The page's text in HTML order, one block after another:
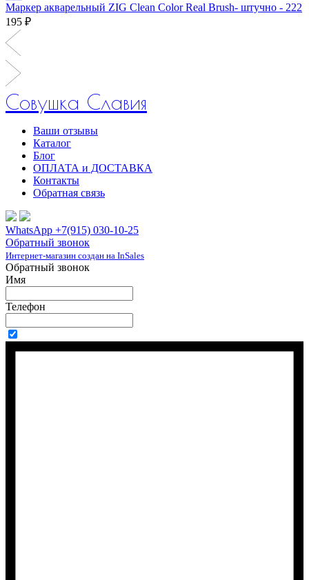
Маркер акварельный ZIG Clean Color Real Brush- штучно - 222
195 ₽
Совушка Славия
Ваши отзывы
Каталог
Блог
ОПЛАТА и ДОСТАВКА
Контакты
Обратная связь
WhatsApp +7(915) 030-10-25
Обратный звонок
Интернет-магазин создан на InSales
Обратный звонок
Имя
Телефон